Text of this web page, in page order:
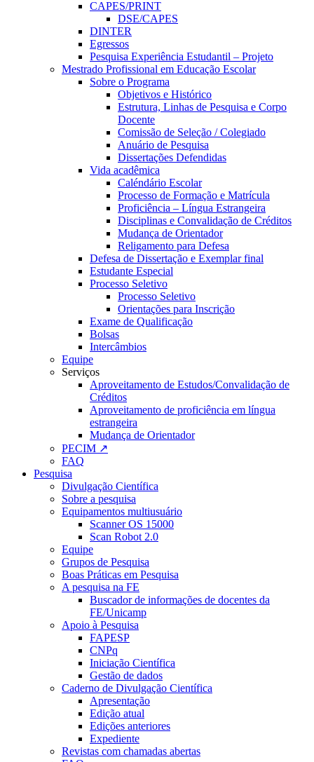
CAPES/PRINT
DSE/CAPES
DINTER
Egressos
Pesquisa Experiência Estudantil – Projeto
Mestrado Profissional em Educação Escolar
Sobre o Programa
Objetivos e Histórico
Estrutura, Linhas de Pesquisa e Corpo
Docente
Comissão de Seleção / Colegiado
Anuário de Pesquisa
Dissertações Defendidas
Vida acadêmica
Caléndário Escolar
Processo de Formação e Matrícula
Proficiência – Língua Estrangeira
Disciplinas e Convalidação de Créditos
Mudança de Orientador
Religamento para Defesa
Defesa de Dissertação e Exemplar final
Estudante Especial
Processo Seletivo
Processo Seletivo
Orientações para Inscrição
Exame de Qualificação
Bolsas
Intercâmbios
Equipe
Serviços
Aproveitamento de Estudos/Convalidação de
Créditos
Aproveitamento de proficiência em língua
estrangeira
Mudança de Orientador
PECIM ↗
FAQ
Pesquisa
Divulgação Científica
Sobre a pesquisa
Equipamentos multiusuário
Scanner OS 15000
Scan Robot 2.0
Equipe
Grupos de Pesquisa
Boas Práticas em Pesquisa
A pesquisa na FE
Buscador de informações de docentes da
FE/Unicamp
Apoio à Pesquisa
FAPESP
CNPq
Iniciação Científica
Gestão de dados
Caderno de Divulgação Científica
Apresentação
Edição atual
Edições anteriores
Expediente
Revistas com chamadas abertas